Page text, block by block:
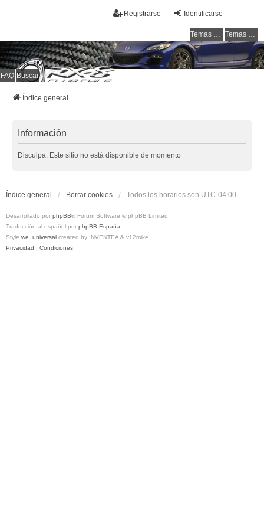
Identificarse
Registrarse
Temas sin respuesta Temas activos
Welcome to all rotarys !!!
FAQ Buscar
Índice general
Información
Disculpa. Este sitio no está disponible de momento
Índice general Borrar cookies Todos los horarios son UTC-04:00
Desarrollado por phpBB® Forum Software © phpBB Limited
Traducción al español por phpBB España
Style we_universal created by INVENTEA & v12mike
Privacidad | Condiciones